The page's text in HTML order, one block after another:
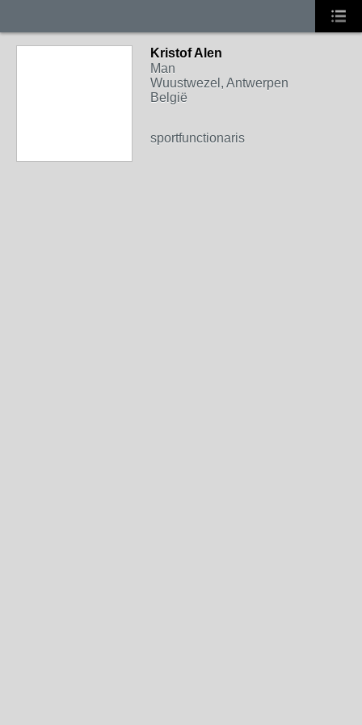
Kristof Alen
Man
Wuustwezel, Antwerpen
België
sportfunctionaris